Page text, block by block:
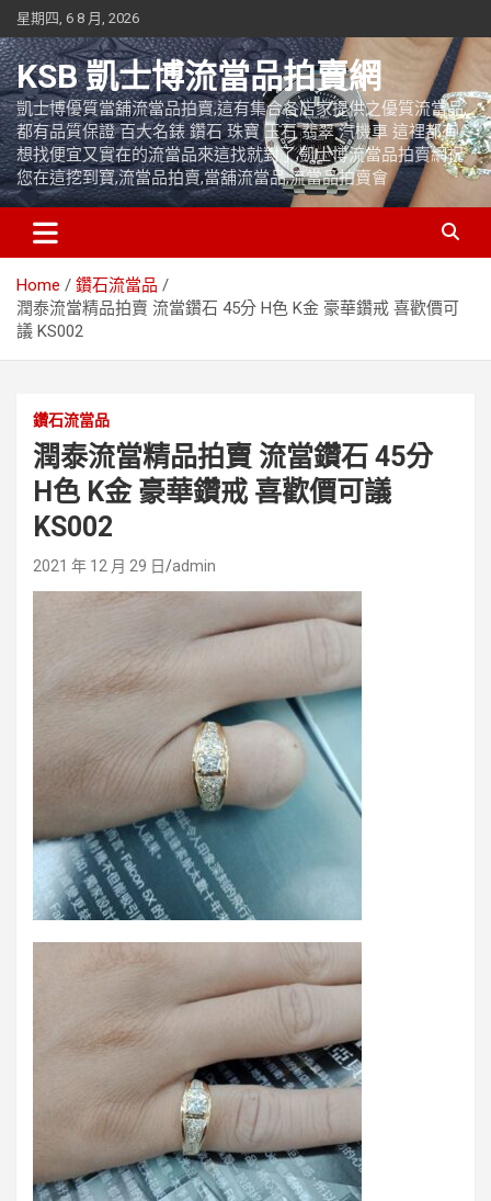
Skip
to
content
星期四, 6 8 月, 2026
KSB 凱士博流當品拍賣網
凱士博優質當舖流當品拍賣,這有集合各店家提供之優質流當品,
都有品質保證 百大名錶 鑽石 珠寶 玉石 翡翠 汽機車 這裡都有
想找便宜又實在的流當品來這找就對了,凱士博流當品拍賣網祝
您在這挖到寶,流當品拍賣,當舖流當品,流當品拍賣會
Home
鑽石流當品
潤泰流當精品拍賣 流當鑽石 45分 H色 K金 豪華鑽戒 喜歡價可
議 KS002
鑽石流當品
潤泰流當精品拍賣 流當鑽石 45分
H色 K金 豪華鑽戒 喜歡價可議
KS002
2021 年 12 月 29 日 admin